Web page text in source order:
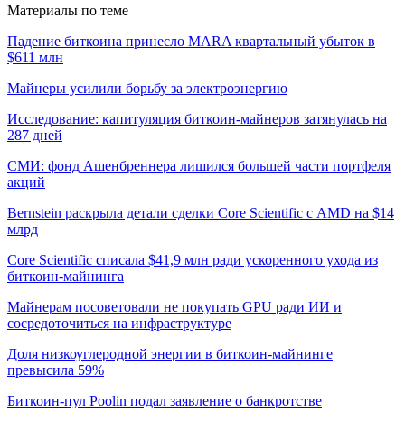
Материалы по теме
Падение биткоина принесло MARA квартальный убыток в
$611 млн
Майнеры усилили борьбу за электроэнергию
Исследование: капитуляция биткоин-майнеров затянулась на
287 дней
СМИ: фонд Ашенбреннера лишился большей части портфеля
акций
Bernstein раскрыла детали сделки Core Scientific с AMD на $14
млрд
Core Scientific списала $41,9 млн ради ускоренного ухода из
биткоин-майнинга
Майнерам посоветовали не покупать GPU ради ИИ и
сосредоточиться на инфраструктуре
Доля низкоуглеродной энергии в биткоин-майнинге
превысила 59%
Биткоин-пул Poolin подал заявление о банкротстве